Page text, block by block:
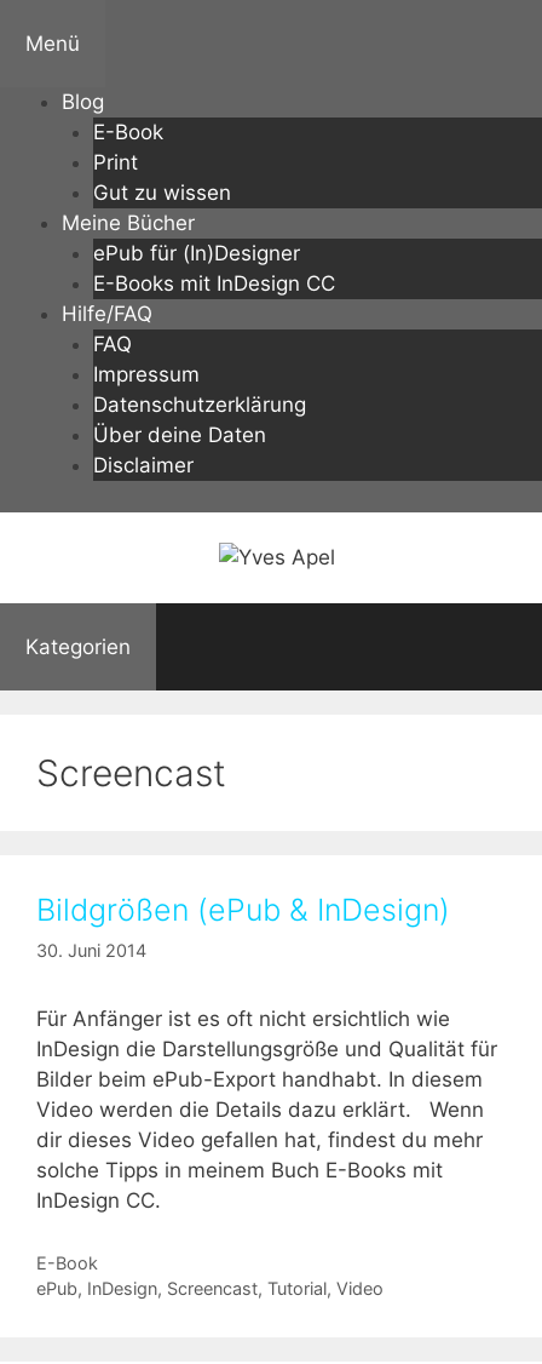
InhaltMenü
Blog
E-Book
Print
Gut zu wissen
Meine Bücher
ePub für (In)Designer
E-Books mit InDesign CC
Hilfe/FAQ
FAQ
Impressum
Datenschutzerklärung
Über deine Daten
Disclaimer
Kategorien
Screencast
Bildgrößen (ePub & InDesign)
30. Juni 2014
Für Anfänger ist es oft nicht ersichtlich wie
InDesign die Darstellungsgröße und Qualität für
Bilder beim ePub-Export handhabt. In diesem
Video werden die Details dazu erklärt. Wenn
dir dieses Video gefallen hat, findest du mehr
solche Tipps in meinem Buch E-Books mit
InDesign CC.
Kategorien
E-Book
Schlagwörter
ePub, InDesign, Screencast, Tutorial, Video